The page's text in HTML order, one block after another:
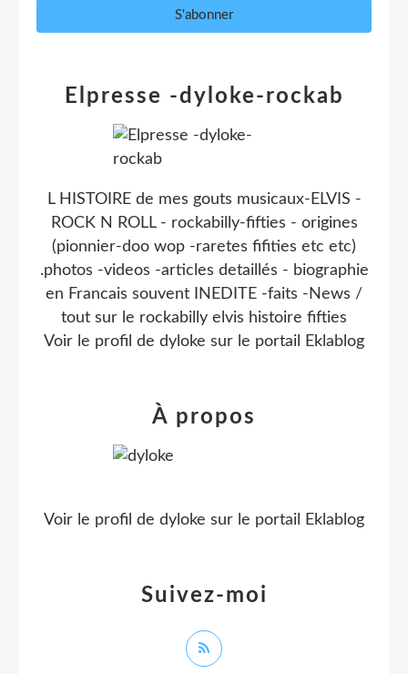
Elpresse -dyloke-rockab
L HISTOIRE de mes gouts musicaux-ELVIS -
ROCK N ROLL - rockabilly-fifties - origines
(pionnier-doo wop -raretes fifities etc etc)
.photos -videos -articles detaillés - biographie
en Francais souvent INEDITE -faits -News /
tout sur le rockabilly elvis histoire fifties
Voir le profil de dyloke sur le portail Eklablog
Suivez-moi
À propos
Voir le profil de dyloke sur le portail Eklablog